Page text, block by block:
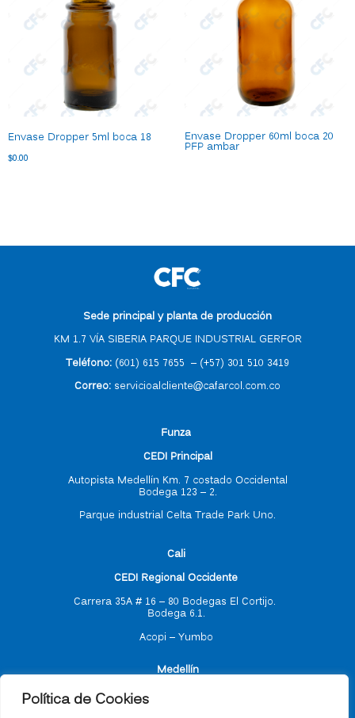
Política de Cookies
Envase Dropper 5ml boca 18
$0.00
Envase Dropper 60ml boca 20
PFP ambar
Sede principal y planta de producción
KM 1.7 VÍA SIBERIA PARQUE INDUSTRIAL GERFOR
Teléfono: (601) 615 7655 – (+57) 301 510 3419
Correo: servicioalcliente@cafarcol.com.co
Funza
CEDI Principal
Autopista Medellín Km. 7 costado Occidental
Bodega 123 – 2.
Parque industrial Celta Trade Park Uno.
Cali
CEDI Regional Occidente
Carrera 35A # 16 – 80 Bodegas El Cortijo.
Bodega 6.1.
Acopi – Yumbo
Medellín